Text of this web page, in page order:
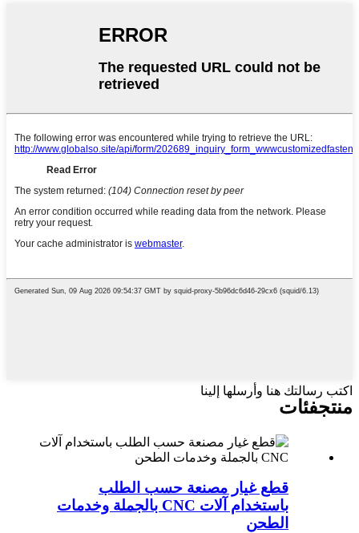
اكتب رسالتك هنا وأرسلها إلينا
منتجفئات
قطع غيار مصنعة حسب الطلب
باستخدام آلات CNC بالجملة وخدمات
الطحن